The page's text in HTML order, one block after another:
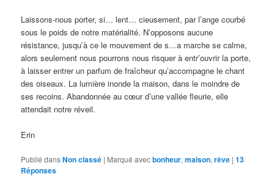
Laissons-nous porter, si… lent… cieusement, par l’ange courbé
sous le poids de notre matérialité. N’opposons aucune
résistance, jusqu’à ce le mouvement de s…a marche se calme,
alors seulement nous pourrons nous risquer à entr’ouvrir la porte,
à laisser entrer un parfum de fraîcheur qu’accompagne le chant
des oiseaux. La lumière inonde la maison, dans le moindre de
ses recoins. Abandonnée au cœur d’une vallée fleurie, elle
attendait notre réveil.
Erin
Publié dansNon classé | Marqué avecbonheur,maison,rêve |13
Réponses